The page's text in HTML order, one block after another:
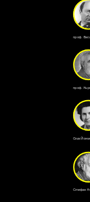
проф.
проф.
Олга
Стефан